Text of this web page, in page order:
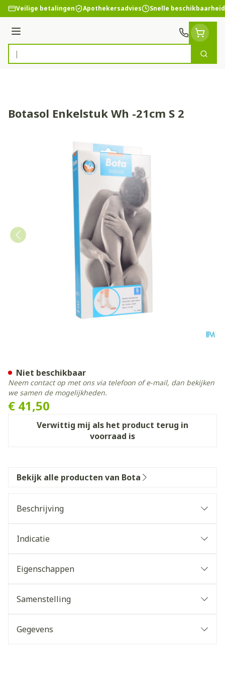
Ga naar de inhoud
Veilige betalingen Apothekersadvies Snelle beschikbaarheid
Menu
Product, merk, categorie...
Zoek
Botasol Enkelstuk Wh -21cm S 2
€ 41,50
Verwittig mij als het product terug in
voorraad is
Niet beschikbaar
Neem contact op met ons via telefoon of e-mail, dan bekijken
we samen de mogelijkheden.
Bekijk alle producten van Bota
Beschrijving
Indicatie
Eigenschappen
Samenstelling
Gegevens